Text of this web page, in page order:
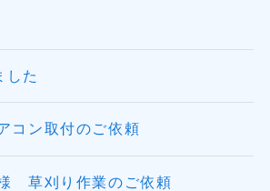
した
ン取付のご依頼
草刈り作業のご依頼